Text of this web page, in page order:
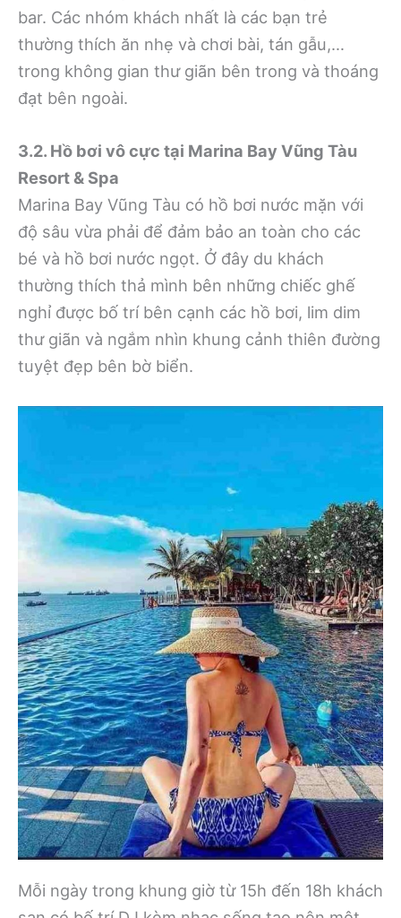
bar. Các nhóm khách nhất là các bạn trẻ
thường thích ăn nhẹ và chơi bài, tán gẫu,…
trong không gian thư giãn bên trong và thoáng
đạt bên ngoài.
3.2. Hồ bơi vô cực tại Marina Bay Vũng Tàu
Resort & Spa
Marina Bay Vũng Tàu có hồ bơi nước mặn với
độ sâu vừa phải để đảm bảo an toàn cho các
bé và hồ bơi nước ngọt. Ở đây du khách
thường thích thả mình bên những chiếc ghế
nghỉ được bố trí bên cạnh các hồ bơi, lim dim
thư giãn và ngắm nhìn khung cảnh thiên đường
tuyệt đẹp bên bờ biển.
Mỗi ngày trong khung giờ từ 15h đến 18h khách